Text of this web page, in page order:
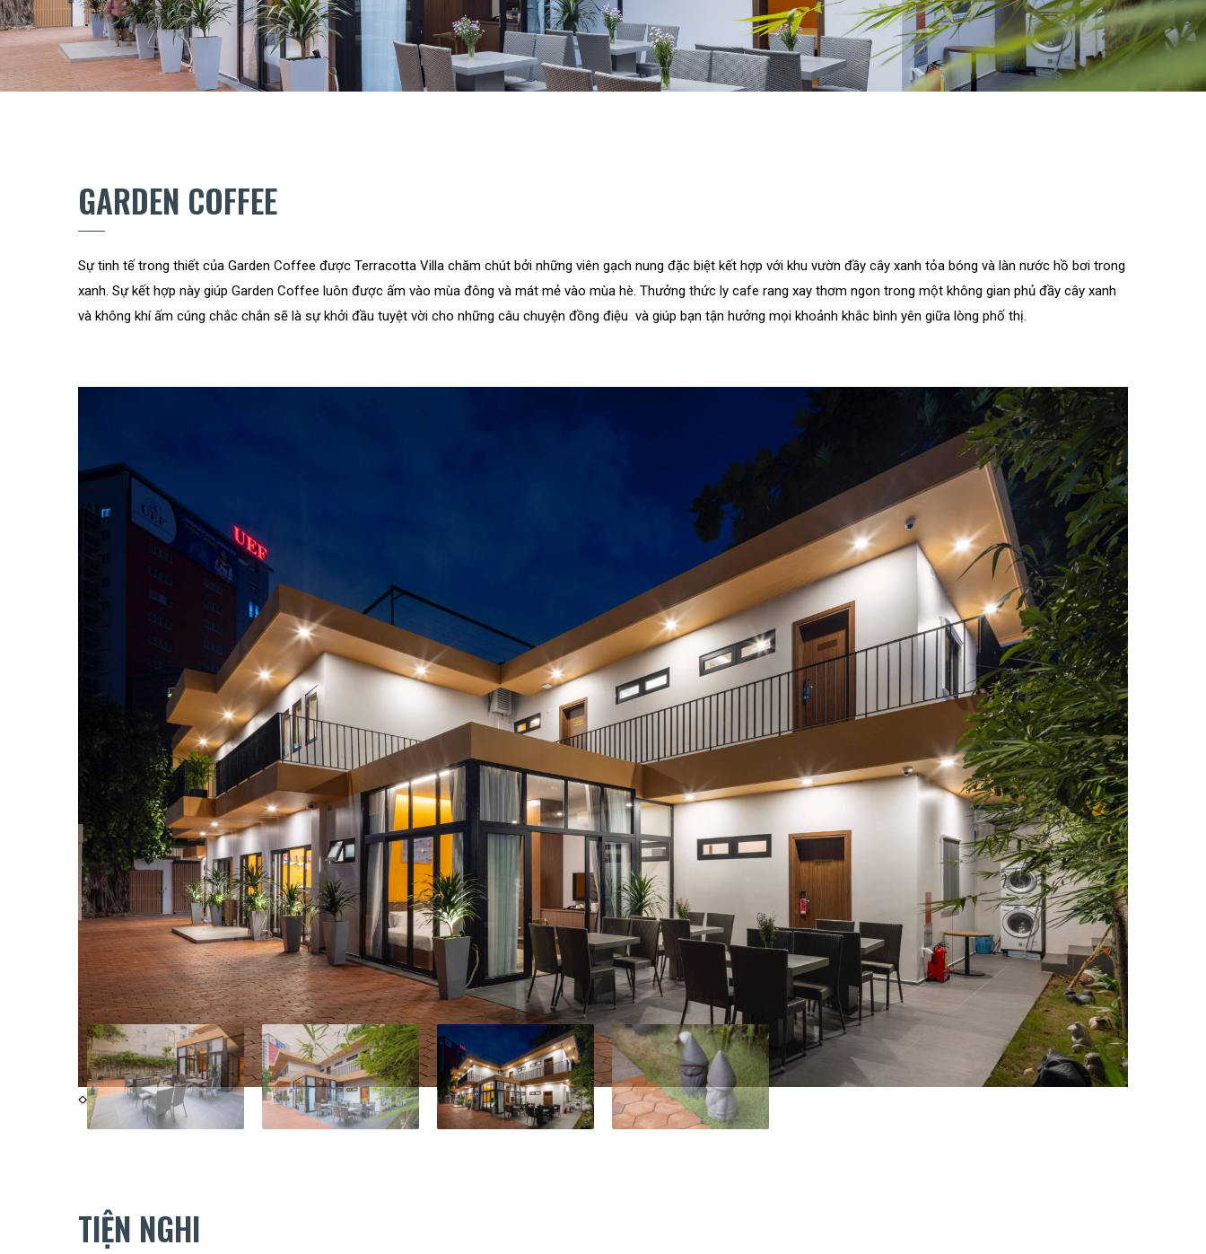
GARDEN COFFEE
Sự tinh tế trong thiết của Garden Coffee được Terracotta Villa chăm chút bởi những viên gạch nung đặc biệt kết hợp với khu vườn đầy cây xanh tỏa bóng và làn nước hồ bơi trong
xanh. Sự kết hợp này giúp Garden Coffee luôn được ấm vào mùa đông và mát mẻ vào mùa hè. Thưởng thức ly cafe rang xay thơm ngon trong một không gian phủ đầy cây xanh
và không khí ấm cúng chắc chắn sẽ là sự khởi đầu tuyệt vời cho những câu chuyện đồng điệu và giúp bạn tận hưởng mọi khoảnh khắc bình yên giữa lòng phố thị.
TIỆN NGHI